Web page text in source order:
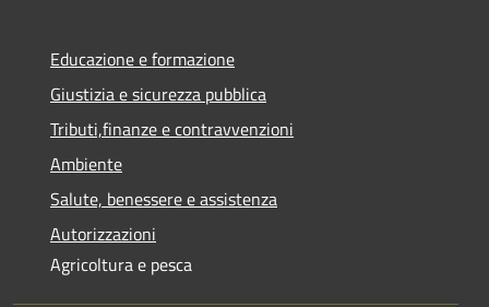
Educazione e formazione
Giustizia e sicurezza pubblica
Tributi,finanze e contravvenzioni
Ambiente
Salute, benessere e assistenza
Autorizzazioni
Agricoltura e pesca